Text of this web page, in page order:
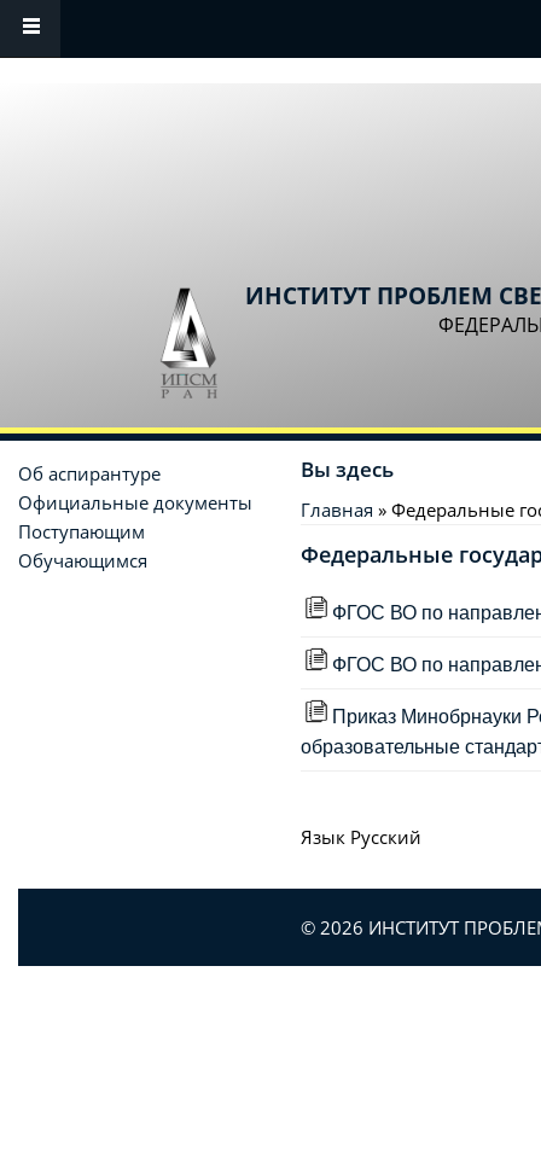
Перейти к основному содержанию
ИНСТИТУТ ПРОБЛЕМ
Вы здесь
Главная » Федеральные
Федеральные
ФГОС ВО по
ФГОС ВО по
Приказ Минобрнауки
образовательные
Язык Русский
Об аспирантуре
Официальные документы
Поступающим
Обучающимся
© 2026 ИНСТИТУТ